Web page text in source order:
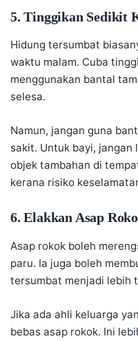
5. Tinggikan Sedikit
Hidung tersumbat
waktu malam. Cuba
menggunakan bantal
selesa.
Namun, jangan guna
sakit. Untuk bayi,
objek tambahan di
kerana risiko
6. Elakkan Asap
Asap rokok boleh
paru. Ia juga boleh
tersumbat menjadi lebih
Jika ada ahli keluarga
bebas asap rokok. Ini